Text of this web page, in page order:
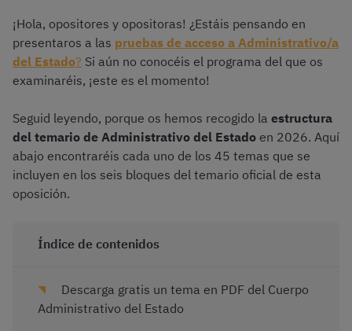
¡Hola, opositores y opositoras! ¿Estáis pensando en
presentaros a las pruebas de acceso a Administrativo/a
del Estado? Si aún no conocéis el programa del que os
examinaréis, ¡este es el momento!
Seguid leyendo, porque os hemos recogido la estructura
del temario de Administrativo del Estado en 2026. Aquí
abajo encontraréis cada uno de los 45 temas que se
incluyen en los seis bloques del temario oficial de esta
oposición.
Índice de contenidos
Descarga gratis un tema en PDF del Cuerpo
Administrativo del Estado